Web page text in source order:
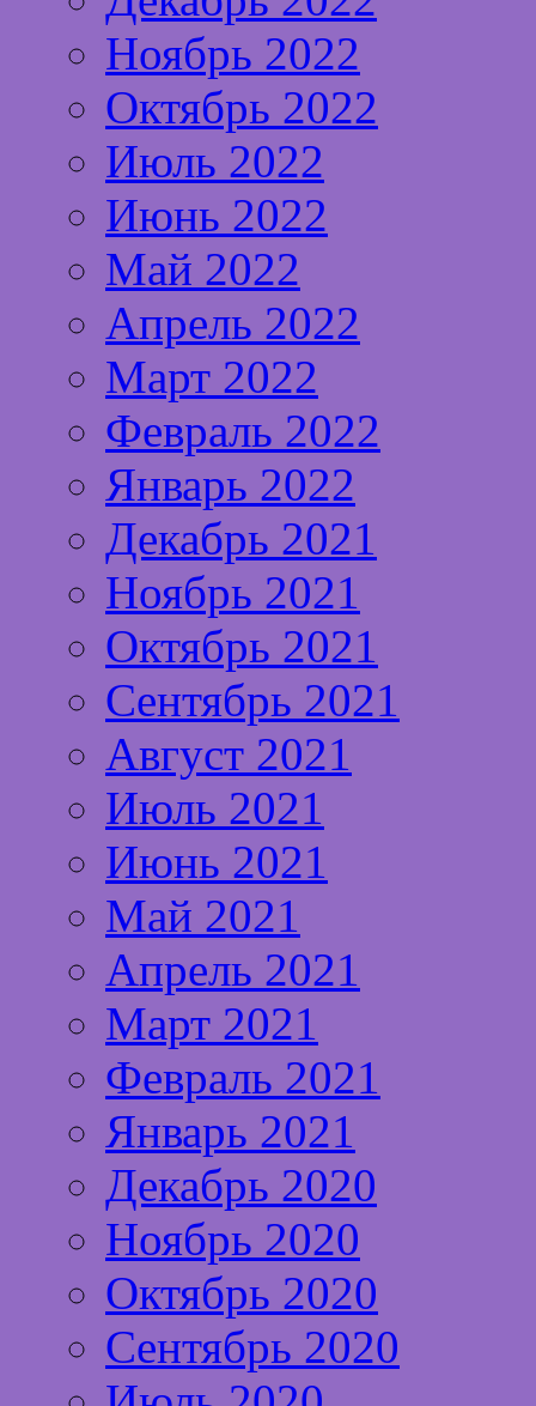
Ноябрь 2022
Октябрь 2022
Июль 2022
Июнь 2022
Май 2022
Апрель 2022
Март 2022
Февраль 2022
Январь 2022
Декабрь 2021
Ноябрь 2021
Октябрь 2021
Сентябрь 2021
Август 2021
Июль 2021
Июнь 2021
Май 2021
Апрель 2021
Март 2021
Февраль 2021
Январь 2021
Декабрь 2020
Ноябрь 2020
Октябрь 2020
Сентябрь 2020